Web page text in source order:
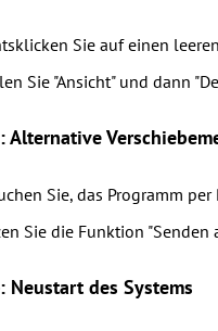
Sie auf einen
Sie "Ansicht" und dann
Alternative
Sie, das Programm
Sie die Funktion "Senden
Neustart des Systems